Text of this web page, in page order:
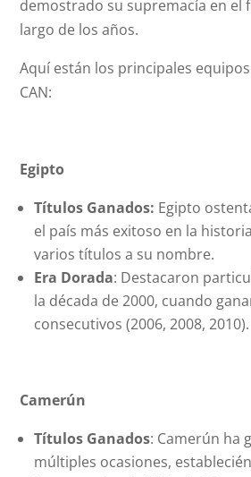
demostrado su supremacía en el
largo de los años.
Aquí están los principales
CAN:
Egipto
Títulos Ganados: Egipto
el país más exitoso en la
varios títulos a su nombre.
Era Dorada: Destacaron
la década de 2000, cuando
consecutivos (2006, 2008, 2010).
Camerún
Títulos Ganados: Camerún ha
múltiples ocasiones,